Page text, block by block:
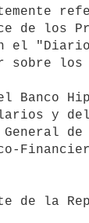
los
el
los
y
General